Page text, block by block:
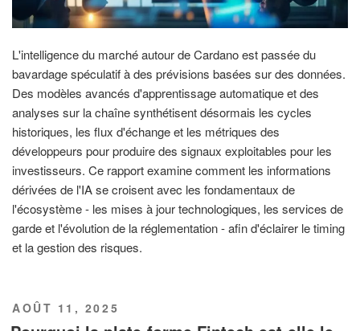
L'intelligence du marché autour de Cardano est passée du
bavardage spéculatif à des prévisions basées sur des données.
Des modèles avancés d'apprentissage automatique et des
analyses sur la chaîne synthétisent désormais les cycles
historiques, les flux d'échange et les métriques des
développeurs pour produire des signaux exploitables pour les
investisseurs. Ce rapport examine comment les informations
dérivées de l'IA se croisent avec les fondamentaux de
l'écosystème - les mises à jour technologiques, les services de
garde et l'évolution de la réglementation - afin d'éclairer le timing
et la gestion des risques.
PUBLIÉ
LE
AOÛT 11, 2025